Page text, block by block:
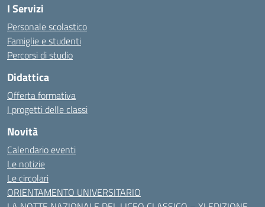
I Servizi
Personale scolastico
Famiglie e studenti
Percorsi di studio
Didattica
Offerta formativa
I progetti delle classi
Novità
Calendario eventi
Le notizie
Le circolari
ORIENTAMENTO UNIVERSITARIO